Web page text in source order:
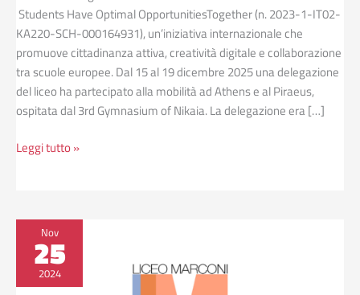
Students Have Optimal OpportunitiesTogether (n. 2023-1-IT02-
KA220-SCH-000164931), un’iniziativa internazionale che
promuove cittadinanza attiva, creatività digitale e collaborazione
tra scuole europee. Dal 15 al 19 dicembre 2025 una delegazione
del liceo ha partecipato alla mobilità ad Athens e al Piraeus,
ospitata dal 3rd Gymnasium of Nikaia. La delegazione era […]
Leggi tutto »
Nov
25
2024
Progetto
Parlamento
Europeo
Giovani